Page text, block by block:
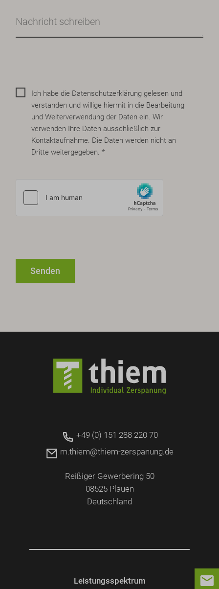
Ich habe die Datenschutzerklärung gelesen und
verstanden und willige hiermit in die Bearbeitung
und Weiterverwendung der Daten ein. Wir
verwenden Ihre Daten ausschließlich zur
Kontaktaufnahme. Die Daten werden nicht an
Dritte weitergegeben. *
Senden
+49 (0) 151 288 220 70
m.thiem@thiem-zerspanung.de
Reißiger Gewerbering 50
08525 Plauen
Deutschland
Leistungsspektrum